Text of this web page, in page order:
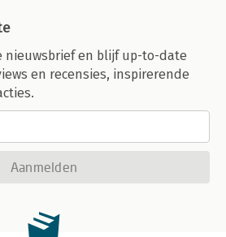
nieuwsbrief en blijf up-to-date
en recensies, inspirerende
Aanmelden